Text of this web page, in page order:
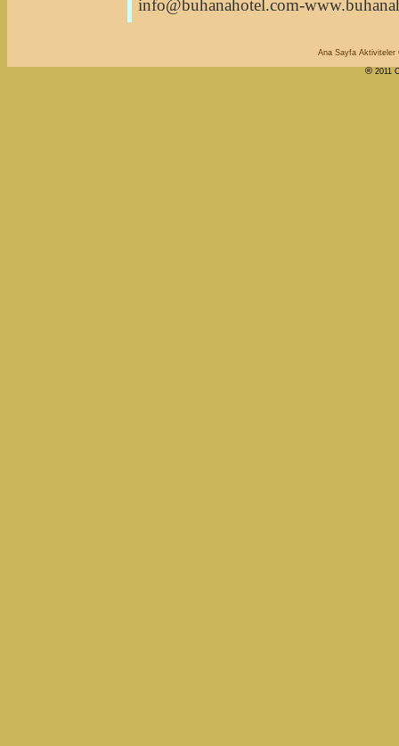
info@buhanahotel.com-
Ana Sayfa Aktiviteler
® 2011